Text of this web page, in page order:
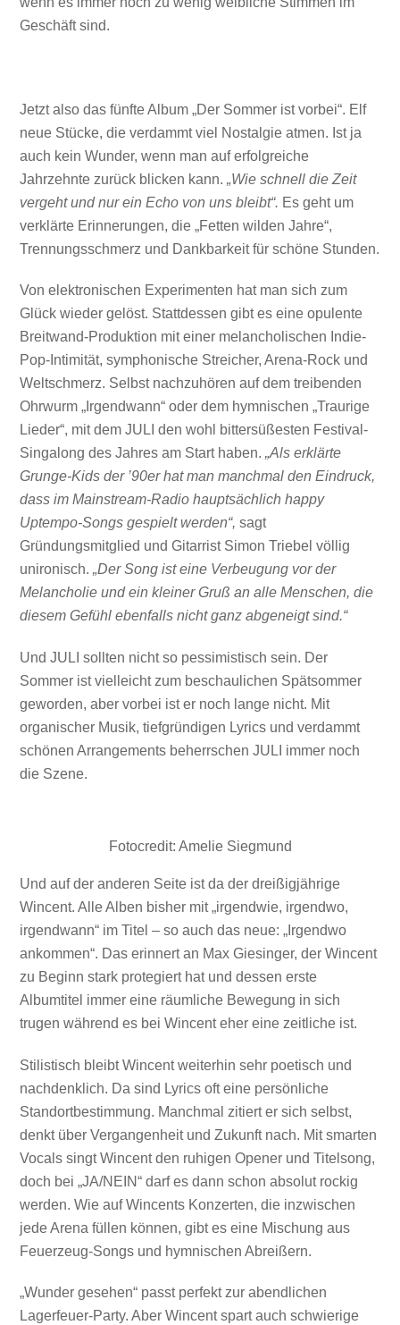
Geschäft sind.
Jetzt also das fünfte Album „Der Sommer ist vorbei“. Elf
neue Stücke, die verdammt viel Nostalgie atmen. Ist ja
auch kein Wunder, wenn man auf erfolgreiche
Jahrzehnte zurück blicken kann.„Wie schnell die Zeit
vergeht und nur ein Echo von uns bleibt“. Es geht um
verklärte Erinnerungen, die „Fetten wilden Jahre“,
Trennungsschmerz und Dankbarkeit für schöne Stunden.
Von elektronischen Experimenten hat man sich zum
Glück wieder gelöst. Stattdessen gibt es eine opulente
Breitwand-Produktion mit einer melancholischen Indie-
Pop-Intimität, symphonische Streicher, Arena-Rock und
Weltschmerz. Selbst nachzuhören auf dem treibenden
Ohrwurm „Irgendwann“ oder dem hymnischen „Traurige
Lieder“, mit dem JULI den wohl bittersüßesten Festival-
Singalong des Jahres am Start haben.„Als erklärte
Grunge-Kids der ’90er hat man manchmal den Eindruck,
dass im Mainstream-Radio hauptsächlich happy
Uptempo-Songs gespielt werden“, sagt
Gründungsmitglied und Gitarrist Simon Triebel völlig
unironisch.„Der Song ist eine Verbeugung vor der
Melancholie und ein kleiner Gruß an alle Menschen, die
diesem Gefühl ebenfalls nicht ganz abgeneigt sind.“
Und JULI sollten nicht so pessimistisch sein. Der
Sommer ist vielleicht zum beschaulichen Spätsommer
geworden, aber vorbei ist er noch lange nicht. Mit
organischer Musik, tiefgründigen Lyrics und verdammt
schönen Arrangements beherrschen JULI immer noch
die Szene.
Fotocredit: Amelie Siegmund
Und auf der anderen Seite ist da der dreißigjährige
Wincent. Alle Alben bisher mit „irgendwie, irgendwo,
irgendwann“ im Titel – so auch das neue: „Irgendwo
ankommen“. Das erinnert an Max Giesinger, der Wincent
zu Beginn stark protegiert hat und dessen erste
Albumtitel immer eine räumliche Bewegung in sich
trugen während es bei Wincent eher eine zeitliche ist.
Stilistisch bleibt Wincent weiterhin sehr poetisch und
nachdenklich. Da sind Lyrics oft eine persönliche
Standortbestimmung. Manchmal zitiert er sich selbst,
denkt über Vergangenheit und Zukunft nach. Mit smarten
Vocals singt Wincent den ruhigen Opener und Titelsong,
doch bei „JA/NEIN“ darf es dann schon absolut rockig
werden. Wie auf Wincents Konzerten, die inzwischen
jede Arena füllen können, gibt es eine Mischung aus
Feuerzeug-Songs und hymnischen Abreißern.
„Wunder gesehen“ passt perfekt zur abendlichen
Lagerfeuer-Party. Aber Wincent spart auch schwierige